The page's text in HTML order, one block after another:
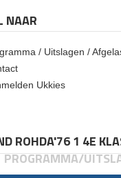
NAAR
/ Uitslagen /
Ukkies
ROHDA'76 1 4E
PROGRAMMA/